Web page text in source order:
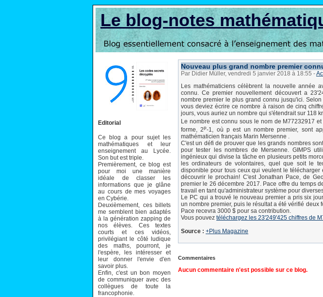
Le blog-notes
Editorial
Ce blog a pour sujet les
mathématiques et leur
enseignement au Lycée.
Son but est triple.
Premièrement, ce blog est
pour moi une manière
idéale de classer les
informations que je glâne
au cours de mes voyages
en Cybérie.
Deuxièmement, ces billets
me semblent bien adaptés
à la génération zapping de
nos élèves. Ces textes
courts et ces vidéos,
privilégiant le côté ludique
des maths, pourront, je
l'espère, les intéresser et
leur donner l'envie d'en
savoir plus.
Enfin, c'est un bon moyen
de communiquer avec des
collègues de toute la
francophonie.
Nouveau plus grand nombre premier
Par Didier Müller, vendredi 5 janvier 2018 à 18:55 -
Les mathématiciens célèbrent la nouvelle année
connu. Ce premier nouvellement découvert a
nombre premier le plus grand connu jusqu'ici. Selon
vous deviez écrire ce nombre à raison de cinq
jours, vous auriez un nombre qui s'étendrait sur 118
Le nombre est connu sous le nom de M77232917
forme, 2p-1, où p est un nombre premier, sont
mathématicien français Marin Mersenne .
C'est un défi de prouver que les grands nombres
pour tester les nombres de Mersenne. GIMPS
ingénieux qui divise la tâche en plusieurs petits
les ordinateurs de volontaires, quel que soit le
disponible pour tous ceux qui veulent le
découvrir le prochain! C'est Jonathan Pace, de
premier le 26 décembre 2017. Pace offre du temps
travail en tant qu'administrateur système pour
Le PC qui a trouvé le nouveau premier a pris six
un nombre premier, puis le résultat a été vérifié
Pace recevra 3000 $ pour sa contribution.
Vous pouvez téléchargez les 23'249'425 chiffres de
Source : +Plus Magazine
Commentaires
Aucun commentaire n'est possible sur ce blog.